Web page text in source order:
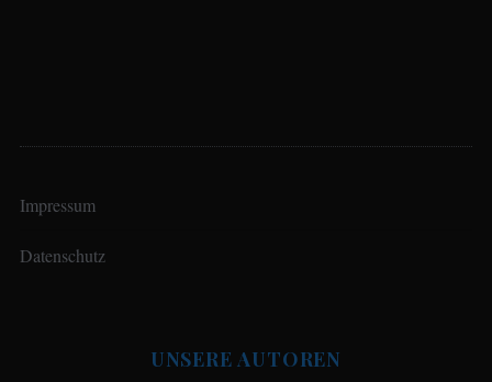
Impressum
Datenschutz
UNSERE AUTOREN